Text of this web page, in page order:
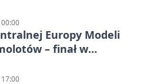
Europy Modeli
– finał w